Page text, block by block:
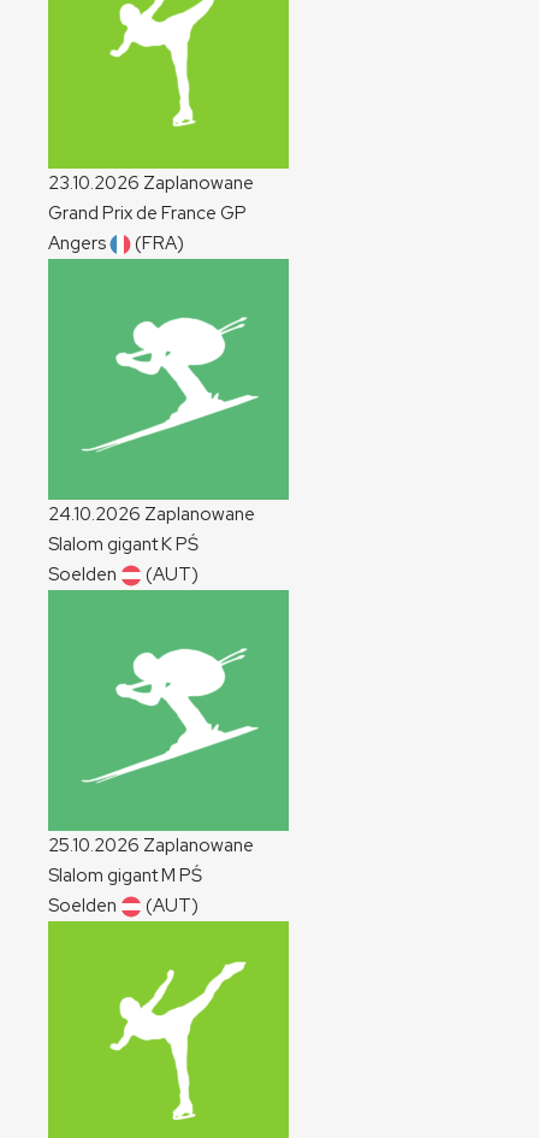
23.10.2026 Zaplanowane
Grand Prix de France GP
Angers
(FRA)
24.10.2026 Zaplanowane
Slalom gigantKPŚ
Soelden
(AUT)
25.10.2026 Zaplanowane
Slalom gigantM PŚ
Soelden
(AUT)